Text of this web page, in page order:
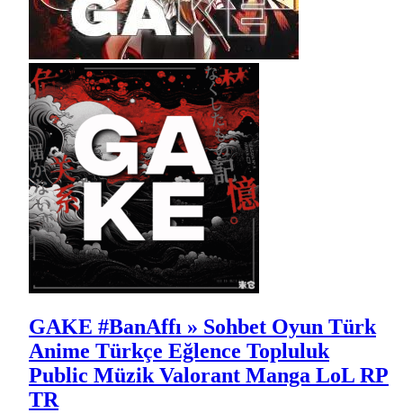
GAKE #BanAffı » Sohbet Oyun Türk
Anime Türkçe Eğlence Topluluk
Public Müzik Valorant Manga LoL RP
TR